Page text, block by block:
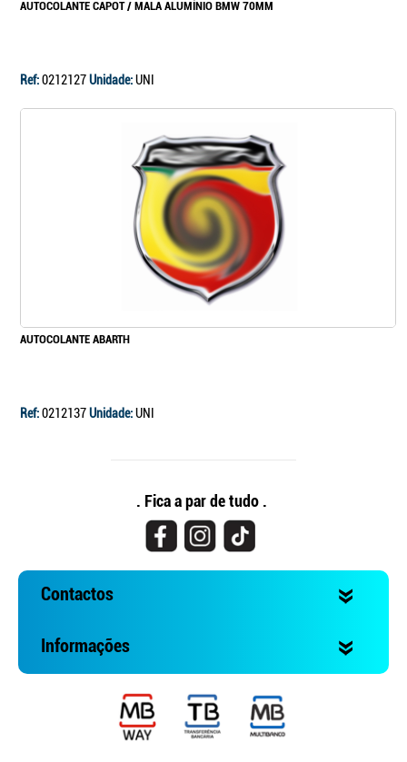
AUTOCOLANTE CAPOT / MALA ALUMÍNIO BMW 70MM
Ref:0212127Unidade:UNI
AUTOCOLANTE ABARTH
Ref:0212137Unidade:UNI
. Fica a par de tudo .
Contactos
Informações